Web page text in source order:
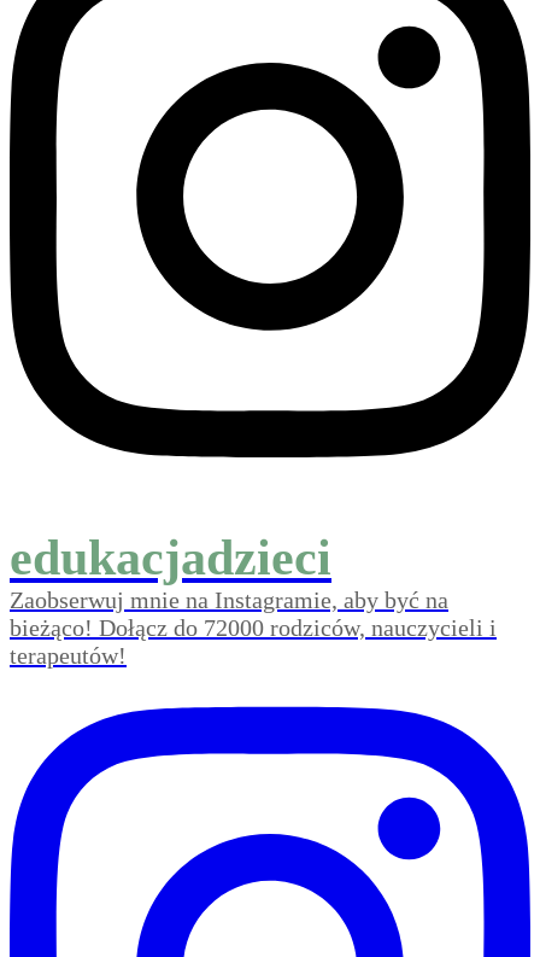
edukacjadzieci
Zaobserwuj mnie na Instagramie, aby być na
bieżąco! Dołącz do 72000 rodziców, nauczycieli i
terapeutów!